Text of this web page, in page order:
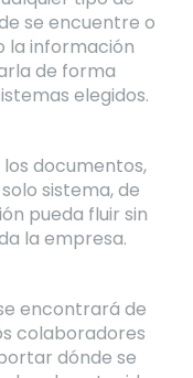
se encuentre o
la información
de forma
elegidos.
documentos,
sistema, de
pueda fluir sin
la empresa.
encontrará de
colaboradores
dónde se